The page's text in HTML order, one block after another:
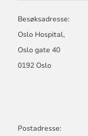
Besøksadresse:
Oslo Hospital,
Oslo gate 40
0192 Oslo
Postadresse: